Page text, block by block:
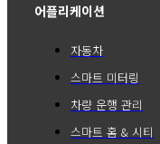
어플리케이션
자동차
스마트 미터링
차량 운행 관리
스마트 홈 & 시티